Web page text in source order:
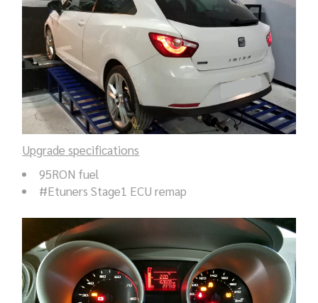
Upgrade specifications
95RON fuel
#Etuners Stage1 ECU remap